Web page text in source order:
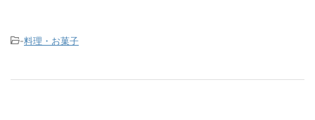
-料理・お菓子